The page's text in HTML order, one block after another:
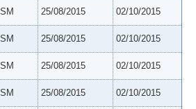
25/08/2015 02/10/2015
25/08/2015 02/10/2015
25/08/2015 02/10/2015
25/08/2015 02/10/2015